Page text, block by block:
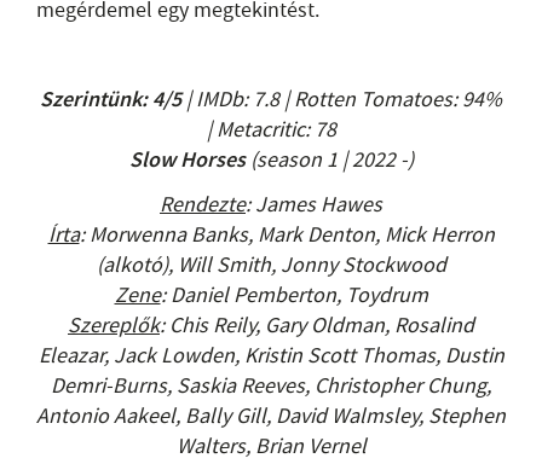
megérdemel egy megtekintést.
Szerintünk: 4/5| IMDb: 7.8 | Rotten Tomatoes: 94%
| Metacritic: 78
Slow Horses(season 1 | 2022 -)
Rendezte: James Hawes
Írta: Morwenna Banks, Mark Denton, Mick Herron
(alkotó), Will Smith, Jonny Stockwood
Zene: Daniel Pemberton, Toydrum
Szereplők: Chis Reily, Gary Oldman, Rosalind
Eleazar, Jack Lowden, Kristin Scott Thomas, Dustin
Demri-Burns, Saskia Reeves, Christopher Chung,
Antonio Aakeel, Bally Gill, David Walmsley, Stephen
Walters, Brian Vernel